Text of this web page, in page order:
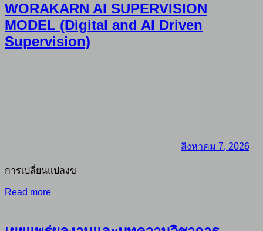
WORAKARN AI SUPERVISION
MODEL (Digital and AI Driven
Supervision)
สิงหาคม 7, 2026
การเปลี่ยนแปลงข
Read more